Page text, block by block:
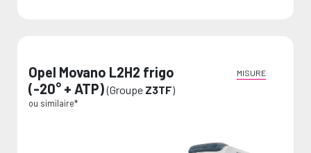
Opel Movano L2H2 frigo
(-20° + ATP)(Groupe Z3TF)
ou similaire*
MISURE